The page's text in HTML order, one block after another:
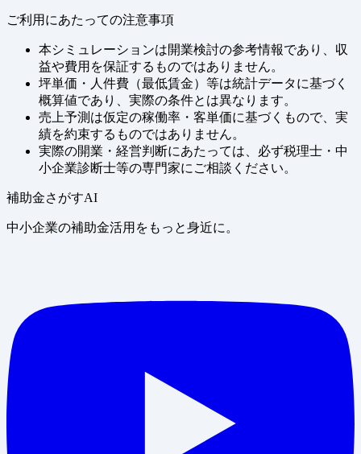
ご利用にあたっての注意事項
本シミュレーションは開業検討の参考情報であり、収
益や費用を保証するものではありません。
坪単価・人件費（最低賃金）等は統計データに基づく
概算値であり、実際の条件とは異なります。
売上予測は仮定の稼働率・客単価に基づくもので、実
績を約束するものではありません。
実際の開業・経営判断にあたっては、必ず税理士・中
小企業診断士等の専門家にご相談ください。
補助金さがすAI
中小企業の補助金活用をもっと身近に。